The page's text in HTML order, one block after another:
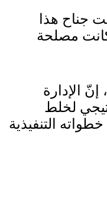
تحت جناح هذا
كانت مصلحة
الإدارة
2005، في سياق توجّه استراتيجي لخلط